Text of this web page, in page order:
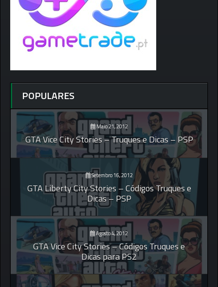
POPULARES
Maio 21, 2012
GTA Vice City Stories – Truques e Dicas – PSP
Setembro 16, 2012
GTA Liberty City Stories – Códigos Truques e
Dicas – PSP
Agosto 4, 2012
GTA Vice City Stories – Códigos Truques e
Dicas para PS2